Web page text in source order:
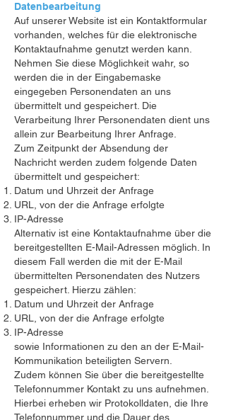
Datenbearbeitung
Auf unserer Website ist ein Kontaktformular
vorhanden, welches für die elektronische
Kontaktaufnahme genutzt werden kann.
Nehmen Sie diese Möglichkeit wahr, so
werden die in der Eingabemaske
eingegeben Personendaten an uns
übermittelt und gespeichert. Die
Verarbeitung Ihrer Personendaten dient uns
allein zur Bearbeitung Ihrer Anfrage.
Zum Zeitpunkt der Absendung der
Nachricht werden zudem folgende Daten
übermittelt und gespeichert:
Datum und Uhrzeit der Anfrage
URL, von der die Anfrage erfolgte
IP-Adresse
Alternativ ist eine Kontaktaufnahme über die
bereitgestellten E-Mail-Adressen möglich. In
diesem Fall werden die mit der E-Mail
übermittelten Personendaten des Nutzers
gespeichert. Hierzu zählen:
Datum und Uhrzeit der Anfrage
URL, von der die Anfrage erfolgte
IP-Adresse
sowie Informationen zu den an der E-Mail-
Kommunikation beteiligten Servern.
Zudem können Sie über die bereitgestellte
Telefonnummer Kontakt zu uns aufnehmen.
Hierbei erheben wir Protokolldaten, die Ihre
Telefonnummer und die Dauer des